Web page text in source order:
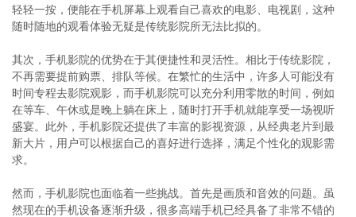
轻轻一按，便能在手机屏幕上观看自己喜欢的电影、电视剧，这种
随时随地的观看体验无疑是传统影院所无法比拟的。
其次，手机影院的优势在于其便捷性和灵活性。相比于传统影院，
不再需要提前购票、排队等候。在繁忙的生活中，许多人可能没有
时间专程去影院观影，而手机影院可以充分利用零散的时间，例如
在等车、午休或是晚上躺在床上，随时打开手机就能享受一场视听
盛宴。此外，手机影院还提供了丰富的影视资源，从经典老片到最
新大片，用户可以根据自己的喜好进行选择，满足个性化的观影需
求。
然而，手机影院也面临着一些挑战。首先是画质和音效的问题。虽
然现在的手机设备逐渐升级，很多高端手机已经具备了非常不错的